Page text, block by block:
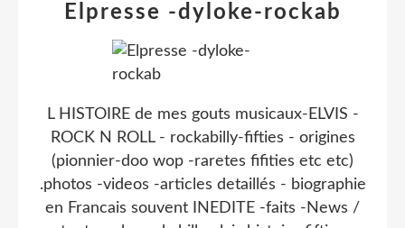
Elpresse -dyloke-rockab
L HISTOIRE de mes gouts musicaux-ELVIS -
ROCK N ROLL - rockabilly-fifties - origines
(pionnier-doo wop -raretes fifities etc etc)
.photos -videos -articles detaillés - biographie
en Francais souvent INEDITE -faits -News /